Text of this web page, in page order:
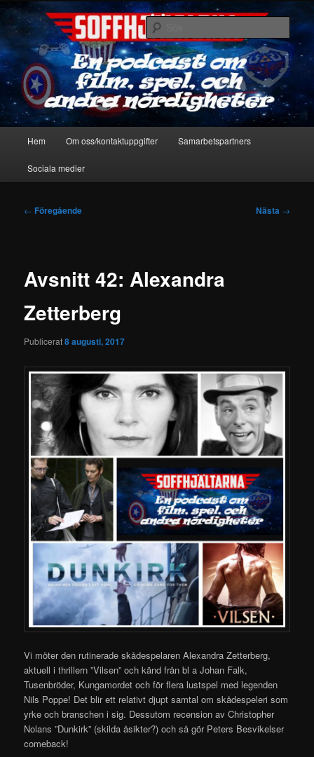
Hoppa
primärt
innehållSoffhjältarna
En podcast om film, spel & andra nördigheter
Sök
Hem Om oss/kontaktuppgifter Samarbetspartners
Sociala medier
Inläggsnavigering
← Föregående Nästa →
Avsnitt 42: Alexandra
Zetterberg
Publicerat8 augusti, 2017
Vi möter den rutinerade skådespelaren Alexandra Zetterberg,
aktuell i thrillern ”Vilsen” och känd från bl a Johan Falk,
Tusenbröder, Kungamordet och för flera lustspel med legenden
Nils Poppe! Det blir ett relativt djupt samtal om skådespeleri som
yrke och branschen i sig. Dessutom recension av Christopher
Nolans ”Dunkirk” (skilda åsikter?) och så gör Peters Besvikelser
comeback!